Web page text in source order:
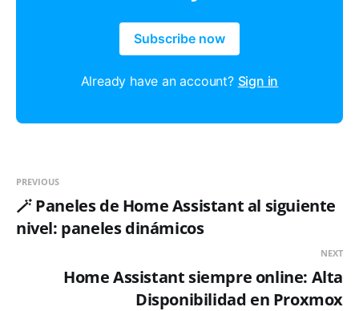
Subscribe now
Already have an account? Sign in
PREVIOUS
🪄 Paneles de Home Assistant al siguiente
nivel: paneles dinámicos
NEXT
Home Assistant siempre online: Alta
Disponibilidad en Proxmox